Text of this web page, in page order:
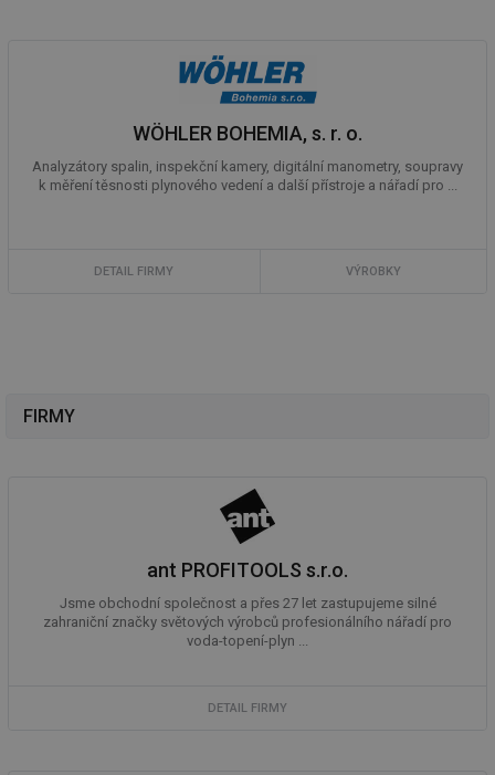
WÖHLER BOHEMIA, s. r. o.
Analyzátory spalin, inspekční kamery, digitální manometry, soupravy
k měření těsnosti plynového vedení a další přístroje a nářadí pro ...
DETAIL FIRMY VÝROBKY
FIRMY
ant PROFITOOLS s.r.o.
Jsme obchodní společnost a přes 27 let zastupujeme silné
zahraniční značky světových výrobců profesionálního nářadí pro
voda-topení-plyn ...
DETAIL FIRMY